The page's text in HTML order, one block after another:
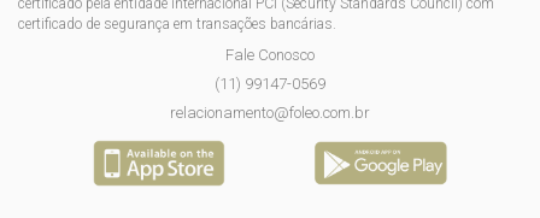
certificado pela entidade internacional PCI (Security Standards Council) com
certificado de segurança em transações bancárias.
Fale Conosco
(11) 99147-0569
relacionamento@foleo.com.br